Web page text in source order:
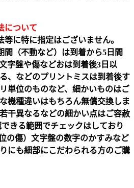
について
に特に指定はございません。
間（不動など）は到着から5日間
字盤や傷などおは到着後3日以
、などのプリントミスは到着後す
単位のものなど、細かいものはご
機種違いはもちろん無償交換しま
干異なるなどの細かい点はご容赦
きる範囲でチェックはしており
の傷）文字盤の数字のかすみなど
にも細部にこだわられる方のご購